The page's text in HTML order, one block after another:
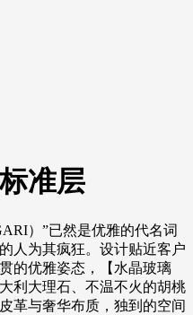
准层
）”已然是优雅的代名词
人为其疯狂。设计贴近客户
的优雅姿态，【水晶玻璃
利大理石、不温不火的胡桃
革与奢华布质，独到的空间